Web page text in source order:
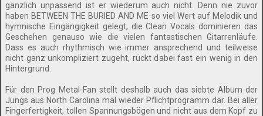
gänzlich unpassend ist er wiederum auch nicht. Denn nie zuvor
haben BETWEEN THE BURIED AND ME so viel Wert auf Melodik und
hymnische Eingängigkeit gelegt, die Clean Vocals dominieren das
Geschehen genauso wie die vielen fantastischen Gitarrenläufe.
Dass es auch rhythmisch wie immer ansprechend und teilweise
nicht ganz unkompliziert zugeht, rückt dabei fast ein wenig in den
Hintergrund.
Für den Prog Metal-Fan stellt deshalb auch das siebte Album der
Jungs aus North Carolina mal wieder Pflichtprogramm dar. Bei aller
Fingerfertigkeit, tollen Spannungsbögen und nicht aus dem Kopf zu